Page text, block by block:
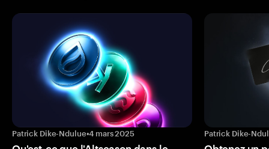
Patrick Dike-Ndulue•4 mars 2025 Patrick Dike-